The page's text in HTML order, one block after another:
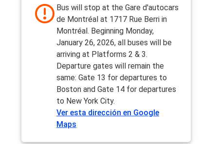
Bus will stop at the Gare d'autocars
de Montréal at 1717 Rue Berri in
Montréal. Beginning Monday,
January 26, 2026, all buses will be
arriving at Platforms 2 & 3.
Departure gates will remain the
same: Gate 13 for departures to
Boston and Gate 14 for departures
to New York City.
Ver esta dirección en Google
Maps